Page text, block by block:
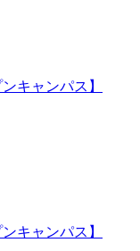
キャンパス】
キャンパス】